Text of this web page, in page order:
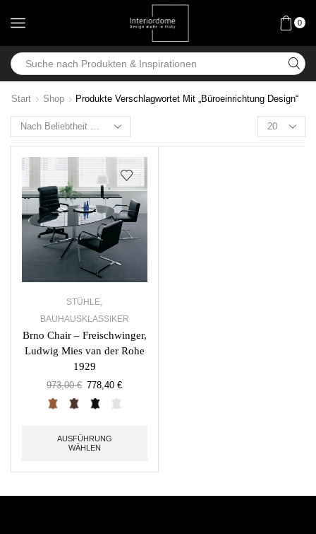
0
Start Shop Produkte Verschlagwortet Mit „Büroeinrichtung Design“
STÜHLE,
BAUHAUSKLASSIKER
Brno Chair – Freischwinger,
Ludwig Mies van der Rohe
1929
973,00€ 778,40€
AUSFÜHRUNG
WÄHLEN